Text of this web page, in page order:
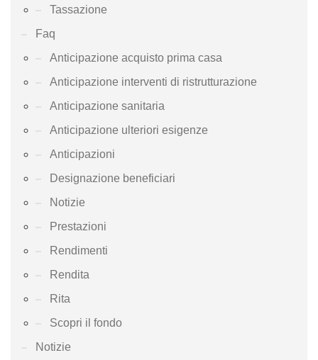
Tassazione
Faq
Anticipazione acquisto prima casa
Anticipazione interventi di ristrutturazione
Anticipazione sanitaria
Anticipazione ulteriori esigenze
Anticipazioni
Designazione beneficiari
Notizie
Prestazioni
Rendimenti
Rendita
Rita
Scopri il fondo
Notizie